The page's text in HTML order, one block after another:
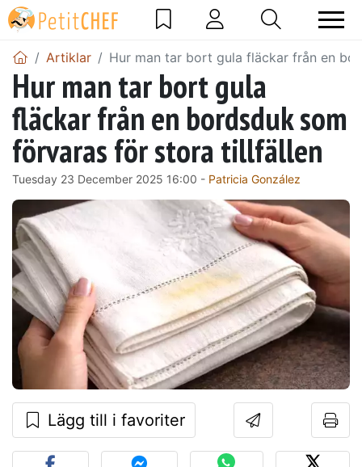
Artiklar Hur man tar bort gula fläckar från en
Hur man tar bort gula
fläckar från en bordsduk som
förvaras för stora tillfällen
Tuesday 23 December 2025 16:00 - Patricia González
Lägg till i favoriter